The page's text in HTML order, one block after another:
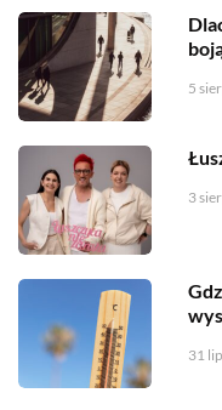
5
3
31